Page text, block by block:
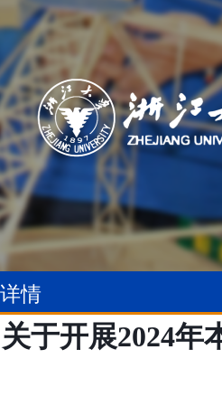
详情
关于开展2024年